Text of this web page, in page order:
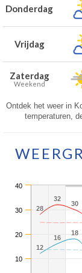
Donderdag
Vrijdag
Zaterdag
Weekend
Ontdek het weer in
temperaturen,
28
28
32
32
30
30
12
12
16
16
18
18
10
20
30
40